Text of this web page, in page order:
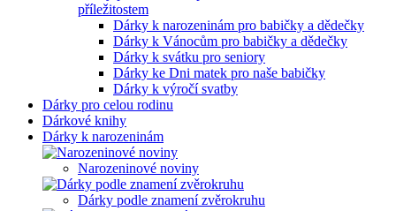
příležitostem
Dárky k narozeninám pro babičky a dědečky
Dárky k Vánocům pro babičky a dědečky
Dárky k svátku pro seniory
Dárky ke Dni matek pro naše babičky
Dárky k výročí svatby
Dárky pro celou rodinu
Dárkové knihy
Dárky k narozeninám
Narozeninové noviny
Dárky podle znamení zvěrokruhu